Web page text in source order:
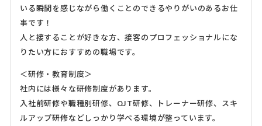
いる瞬間を感じながら働くことのできるやりがいのあるお仕
事です！
人と接することが好きな方、接客のプロフェッショナルにな
りたい方におすすめの職場です。
＜研修・教育制度＞
社内には様々な研修制度があります。
入社前研修や職種別研修、OJT研修、トレーナー研修、スキ
ルアップ研修などしっかり学べる環境が整っています。